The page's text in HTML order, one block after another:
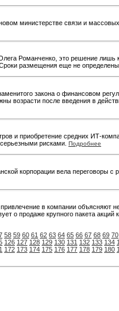
министерстве связи и
Романченко, это решение лишь
размещения еще не
закона о финансовом
возрасти после введения в
и приобретение средних ИТ-
рисками. Подробнее
корпорации вела переговоры с
в компании объясняют
о продаже крупного пакета акций
58 59 60 61 62 63 64 65 66 67 68 69 70
126 127 128 129 130 131 132 133 134
172 173 174 175 176 177 178 179 180